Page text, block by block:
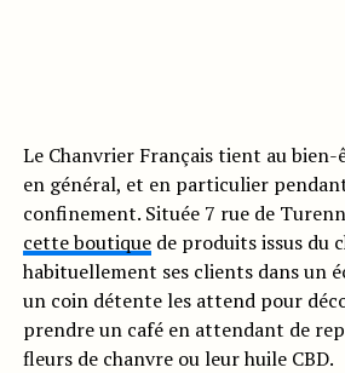
Le Chanvrier Français tient au bien-
en général, et en particulier
confinement. Située 7 rue de
cette boutiquede produits issus du
habituellement ses clients dans un
un coin détente les attend pour
prendre un café en attendant de
fleurs de chanvre ou leur huile CBD.